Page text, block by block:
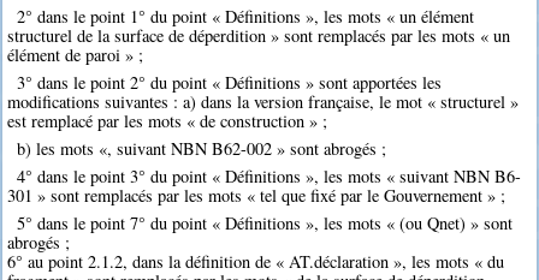
2° dans le point 1° du point « Définitions », les mots « un élément
structurel de la surface de déperdition » sont remplacés par les mots « un
élément de paroi » ;
3° dans le point 2° du point « Définitions » sont apportées les
modifications suivantes : a) dans la version française, le mot « structurel »
est remplacé par les mots « de construction » ;
b) les mots «, suivant NBN B62-002 » sont abrogés ;
4° dans le point 3° du point « Définitions », les mots « suivant NBN B6-
301 » sont remplacés par les mots « tel que fixé par le Gouvernement » ;
5° dans le point 7° du point « Définitions », les mots « (ou Qnet) » sont
abrogés ;
6° au point 2.1.2, dans la définition de « AT.déclaration », les mots « du